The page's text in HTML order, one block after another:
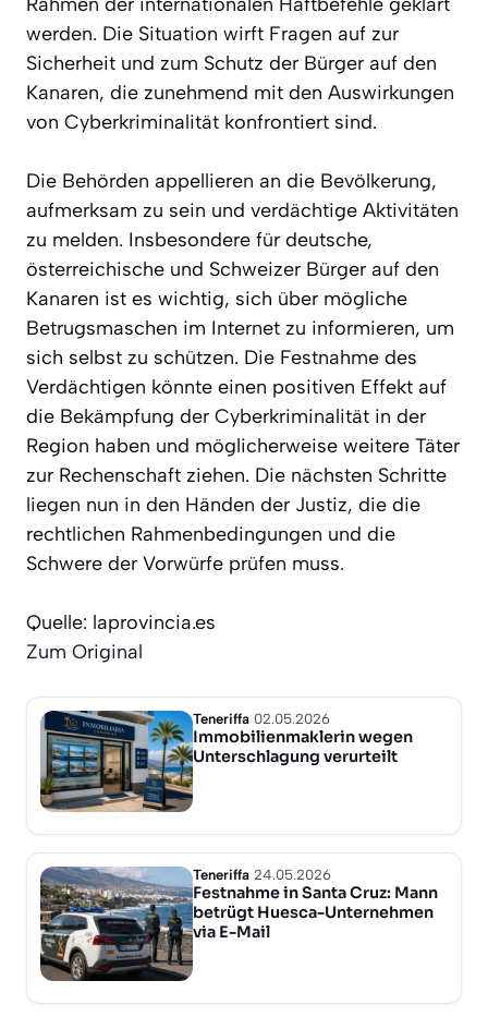
werden. Die Situation wirft Fragen auf zur
Sicherheit und zum Schutz der Bürger auf den
Kanaren, die zunehmend mit den Auswirkungen
von Cyberkriminalität konfrontiert sind.
Die Behörden appellieren an die Bevölkerung,
aufmerksam zu sein und verdächtige Aktivitäten
zu melden. Insbesondere für deutsche,
österreichische und Schweizer Bürger auf den
Kanaren ist es wichtig, sich über mögliche
Betrugsmaschen im Internet zu informieren, um
sich selbst zu schützen. Die Festnahme des
Verdächtigen könnte einen positiven Effekt auf
die Bekämpfung der Cyberkriminalität in der
Region haben und möglicherweise weitere Täter
zur Rechenschaft ziehen. Die nächsten Schritte
liegen nun in den Händen der Justiz, die die
rechtlichen Rahmenbedingungen und die
Schwere der Vorwürfe prüfen muss.
Quelle: laprovincia.es
Zum Original
Teneriffa 02.05.2026
Immobilienmaklerin wegen
Unterschlagung verurteilt
Teneriffa 24.05.2026
Festnahme in Santa Cruz: Mann
betrügt Huesca-Unternehmen
via E-Mail